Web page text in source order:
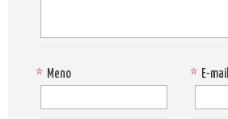
Meno
* E-mail
*